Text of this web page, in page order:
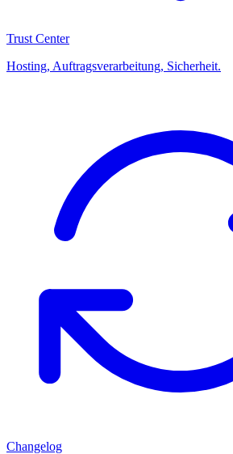
Trust Center
Hosting, Auftragsverarbeitung, Sicherheit.
Changelog